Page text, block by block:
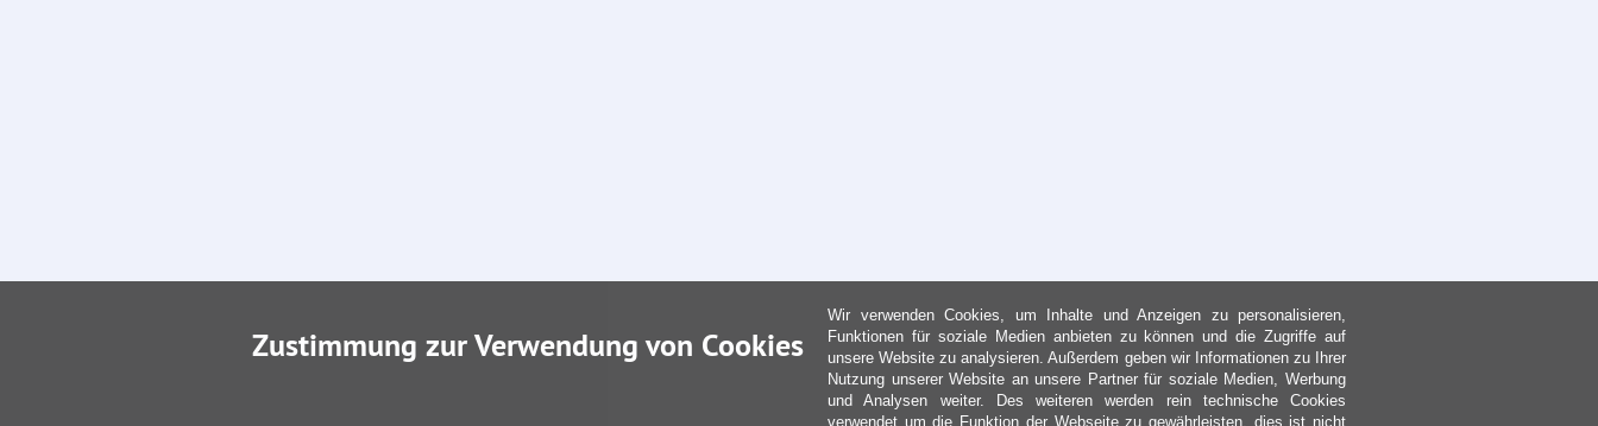
Zustimmung zur Verwendung von Cookies
Wir verwenden Cookies, um Inhalte und Anzeigen zu personalisieren,
Funktionen für soziale Medien anbieten zu können und die Zugriffe auf
unsere Website zu analysieren. Außerdem geben wir Informationen zu Ihrer
Nutzung unserer Website an unsere Partner für soziale Medien, Werbung
und Analysen weiter. Des weiteren werden rein technische Cookies
verwendet um die Funktion der Webseite zu gewährleisten, dies ist nicht